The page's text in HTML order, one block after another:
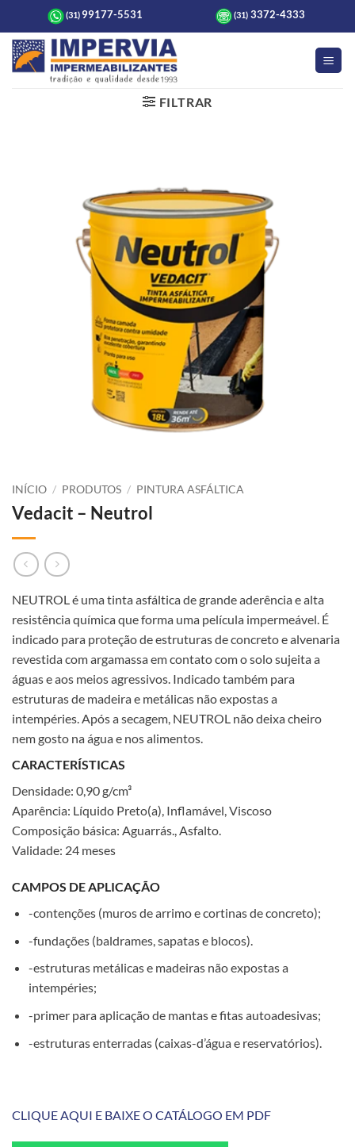
to
content
(31) 99177-5531 (31) 3372-4333
FILTRAR
INÍCIO / PRODUTOS / PINTURA ASFÁLTICA
Vedacit – Neutrol
NEUTROL é uma tinta asfáltica de grande aderência e alta
resistência química que forma uma película impermeável. É
indicado para proteção de estruturas de concreto e alvenaria
revestida com argamassa em contato com o solo sujeita a
águas e aos meios agressivos. Indicado também para
estruturas de madeira e metálicas não expostas a
intempéries. Após a secagem, NEUTROL não deixa cheiro
nem gosto na água e nos alimentos.
CARACTERÍSTICAS
Densidade: 0,90 g/cm³
Aparência: Líquido Preto(a), Inflamável, Viscoso
Composição básica: Aguarrás., Asfalto.
Validade: 24 meses
CAMPOS DE APLICAÇÃO
-contenções (muros de arrimo e cortinas de concreto);
-fundações (baldrames, sapatas e blocos).
-estruturas metálicas e madeiras não expostas a
intempéries;
-primer para aplicação de mantas e fitas autoadesivas;
-estruturas enterradas (caixas-d’água e reservatórios).
CLIQUE AQUI E BAIXE O CATÁLOGO EM PDF